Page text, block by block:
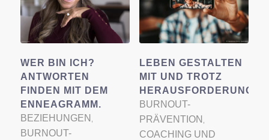
WER BIN ICH?
ANTWORTEN
FINDEN MIT DEM
ENNEAGRAMM.
BEZIEHUNGEN
BURNOUT-
LEBEN GESTALTEN
MIT UND TROTZ
HERAUSFORDERUNGEN
BURNOUT-
PRÄVENTION
COACHING UND